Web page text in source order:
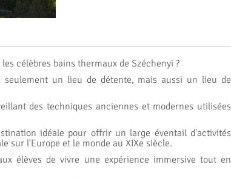
célèbres bains thermaux de Széchenyi ?
un lieu de détente, mais aussi un lieu de
des techniques anciennes et modernes utilisées
idéale pour offrir un large éventail d'activités
sur l'Europe et le monde au XIXe siècle.
élèves de vivre une expérience immersive tout en